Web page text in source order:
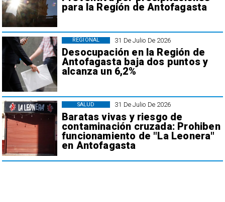
para la Región de Antofagasta
31 De Julio De 2026
Desocupación en la Región de
Antofagasta baja dos puntos y
alcanza un 6,2%
REGIONAL
31 De Julio De 2026
Baratas vivas y riesgo de
contaminación cruzada: Prohiben
funcionamiento de "La Leonera"
en Antofagasta
SALUD